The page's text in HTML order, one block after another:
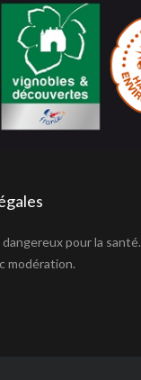
pour la santé.
modération.